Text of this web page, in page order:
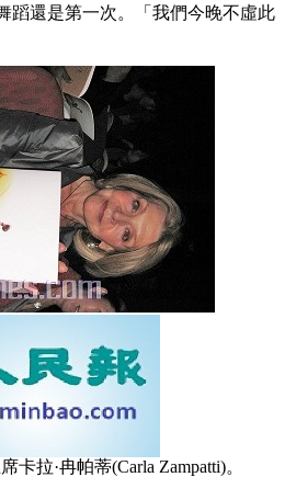
蹈還是第一次。「我們今晚不虛此
卡拉·冉帕蒂(Carla Zampatti)。